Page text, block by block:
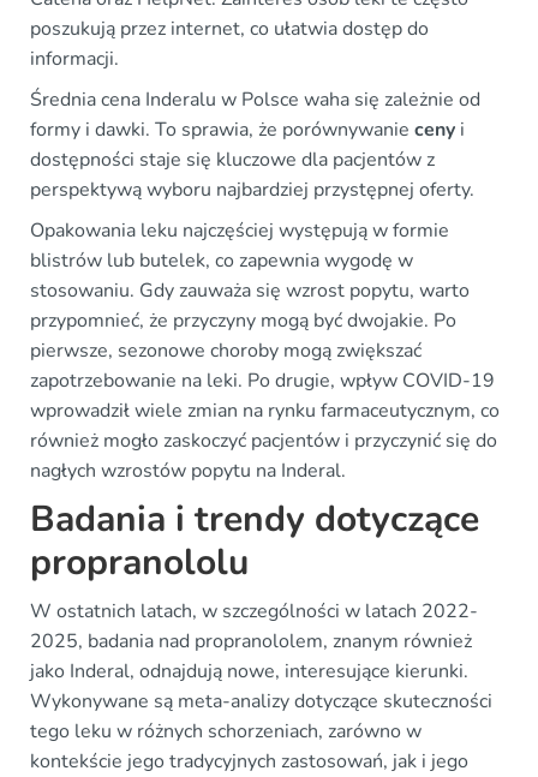
poszukują przez internet, co ułatwia dostęp do
informacji.
Średnia cena Inderalu w Polsce waha się zależnie od
formy i dawki. To sprawia, że porównywanie ceny i
dostępności staje się kluczowe dla pacjentów z
perspektywą wyboru najbardziej przystępnej oferty.
Opakowania leku najczęściej występują w formie
blistrów lub butelek, co zapewnia wygodę w
stosowaniu. Gdy zauważa się wzrost popytu, warto
przypomnieć, że przyczyny mogą być dwojakie. Po
pierwsze, sezonowe choroby mogą zwiększać
zapotrzebowanie na leki. Po drugie, wpływ COVID-19
wprowadził wiele zmian na rynku farmaceutycznym, co
również mogło zaskoczyć pacjentów i przyczynić się do
nagłych wzrostów popytu na Inderal.
Badania i trendy dotyczące
propranololu
W ostatnich latach, w szczególności w latach 2022-
2025, badania nad propranololem, znanym również
jako Inderal, odnajdują nowe, interesujące kierunki.
Wykonywane są meta-analizy dotyczące skuteczności
tego leku w różnych schorzeniach, zarówno w
kontekście jego tradycyjnych zastosowań, jak i jego